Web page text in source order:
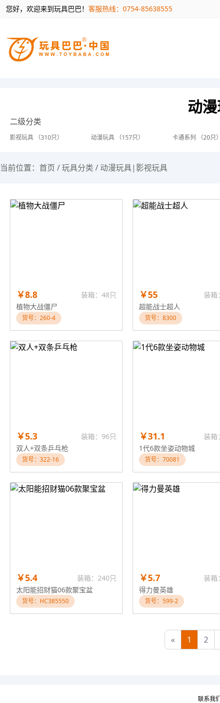
您好，欢迎来到玩具巴巴！ 客服热线：0754-85638555
动
二级分类
影视玩具 （310只） 动漫玩具 （157只） 卡通系列 （20只
当前位置： 首页 /玩具分类 / 动漫玩具|影视玩具
￥8.8
装箱：48只
植物大战僵尸
货号：260-4
￥55
装箱
超能战士超人
货号：8300
￥5.3
装箱：96只
双人+双条乒乓枪
货号：322-16
￥31.1
装箱
1代6款坐姿动物城
货号：70081
￥5.4
装箱：240只
太阳能招财猫06款聚宝盆
货号：HC385550
￥5.7
装箱
得力曼英雄
货号：599-2
« 1 2
联系我